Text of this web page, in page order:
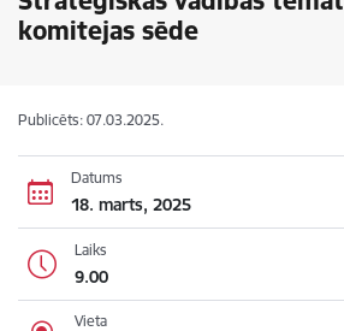
komitejas sēde
Publicēts: 07.03.2025.
Datums
18. marts, 2025
Laiks
9.00
Vieta